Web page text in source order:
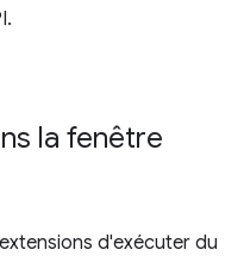
la fenêtre
d'exécuter du